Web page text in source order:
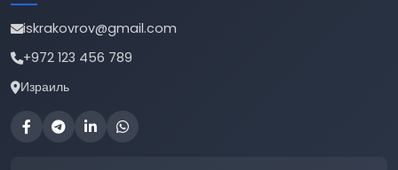
iskrakovrov@gmail.com
+972 123 456 789
Израиль